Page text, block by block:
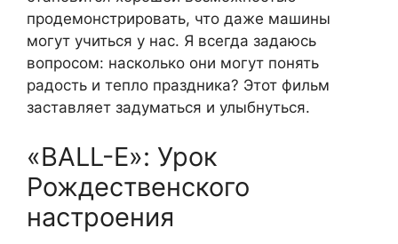
продемонстрировать, что даже машины
могут учиться у нас. Я всегда задаюсь
вопросом: насколько они могут понять
радость и тепло праздника? Этот фильм
заставляет задуматься и улыбнуться.
«ВALL-E»: Урок
Рождественского
настроения